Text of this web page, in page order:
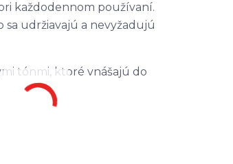
každodennom používaní.
udržiavajú a nevyžadujú
tónmi, ktoré vnášajú do